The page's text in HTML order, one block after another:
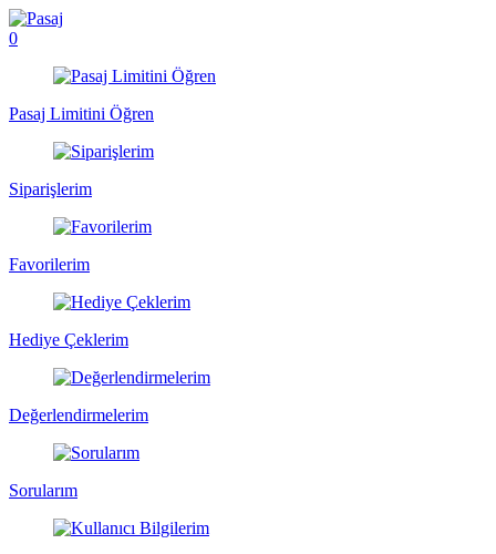
0
Pasaj Limitini Öğren
Siparişlerim
Favorilerim
Hediye Çeklerim
Değerlendirmelerim
Sorularım